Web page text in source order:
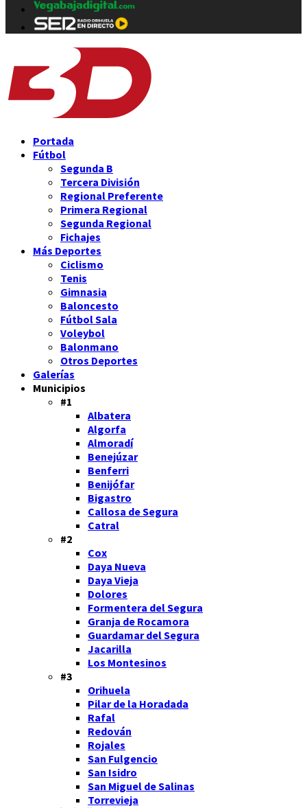
Portada
Fútbol
Segunda B
Tercera División
Regional Preferente
Primera Regional
Segunda Regional
Fichajes
Más Deportes
Ciclismo
Tenis
Gimnasia
Baloncesto
Fútbol Sala
Voleybol
Balonmano
Otros Deportes
Galerías
Municipios
#1
Albatera
Algorfa
Almoradí
Benejúzar
Benferri
Benijófar
Bigastro
Callosa de Segura
Catral
#2
Cox
Daya Nueva
Daya Vieja
Dolores
Formentera del Segura
Granja de Rocamora
Guardamar del Segura
Jacarilla
Los Montesinos
#3
Orihuela
Pilar de la Horadada
Rafal
Redován
Rojales
San Fulgencio
San Isidro
San Miguel de Salinas
Torrevieja